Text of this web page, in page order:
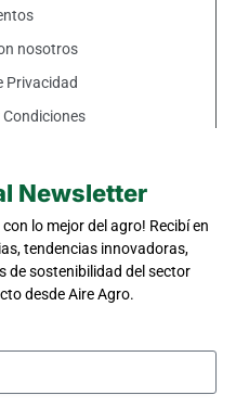
nosotros
Privacidad
Newsletter
lo mejor del agro! Recibí en
tendencias innovadoras,
de sostenibilidad del sector
desde Aire Agro.